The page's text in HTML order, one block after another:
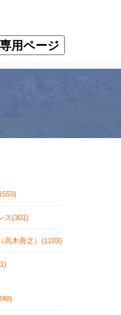
用ページ
ス(301)
高木善之）(1103)